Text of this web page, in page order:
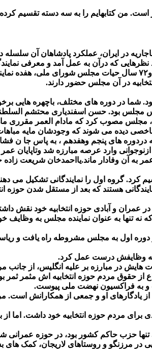
من کتابهایم را به سه دسته تقسیم
در ایران، عملکرد پادشاهان آن
که درآن به عمل آمد و معرفی
در آن مجلس حضور دارند.
شما در دوره های مختلف، باچهره هایی
بود. حسن اسفندیاری محتشم
مصوب کرد که مادام العمر مقرری
دیده می شوند که وجودشان مایه
دردوره های پنجم وهفدهم ، به پاس جا
وارد عرصه مبارزه شد وتاپایان
آن وفادار ماند.یااحمدخان شریعت
گروه اول را نمایندگانی تشکیل می
نه تنها به عنوان نماینده مجلس به
در دوره اول به مجلس مشروطه راه یافت و
به وظایفش درست عمل کرد.
هایش در مبارزه بر علیه انگلیس، از
از حقوق مردم حوزه انتخابیه اش مثمر ثمر
و به فراکسیون نهضت ملی پیوست.
یادگارهای او و جمعی از همکارانش
بابل به مجلس دوره ۲۴ راه یافت و عملکرد مفیدی برای مردم
حزب حاکم کشور بود، در حوزه
مرزنگو و روستاهای لاریجان، کمک